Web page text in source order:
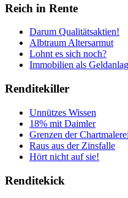
Reich in Rente
Darum Qualitätsaktien!
Albtraum Altersarmut
Lohnt es sich noch?
Immobilien als
Renditekiller
Unnützes Wissen
18% mit Daimler
Grenzen der Chartmalerei
Raus aus der Zinsfalle
Hört nicht auf sie!
Renditekick